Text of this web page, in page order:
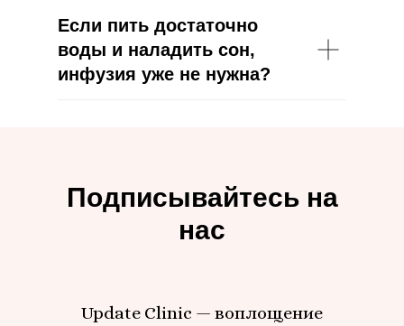
Если пить достаточно
воды и наладить сон,
инфузия уже не нужна?
Подписывайтесь на
нас
Update Clinic — воплощение